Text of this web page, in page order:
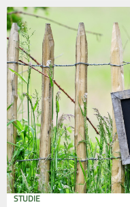
STUDIE